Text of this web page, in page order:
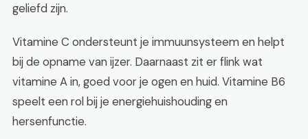
geliefd zijn.
Vitamine C ondersteunt je immuunsysteem en helpt
bij de opname van ijzer. Daarnaast zit er flink wat
vitamine A in, goed voor je ogen en huid. Vitamine B6
speelt een rol bij je energiehuishouding en
hersenfunctie.